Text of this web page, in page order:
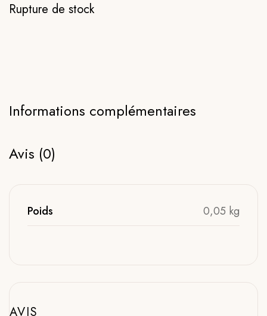
Rupture de stock
Informations complémentaires
Avis (0)
Poids 0,05 kg
AVIS